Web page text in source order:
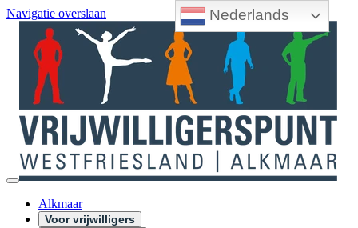
Nederlands
Navigatie overslaan
Alkmaar
Voor vrijwilligers